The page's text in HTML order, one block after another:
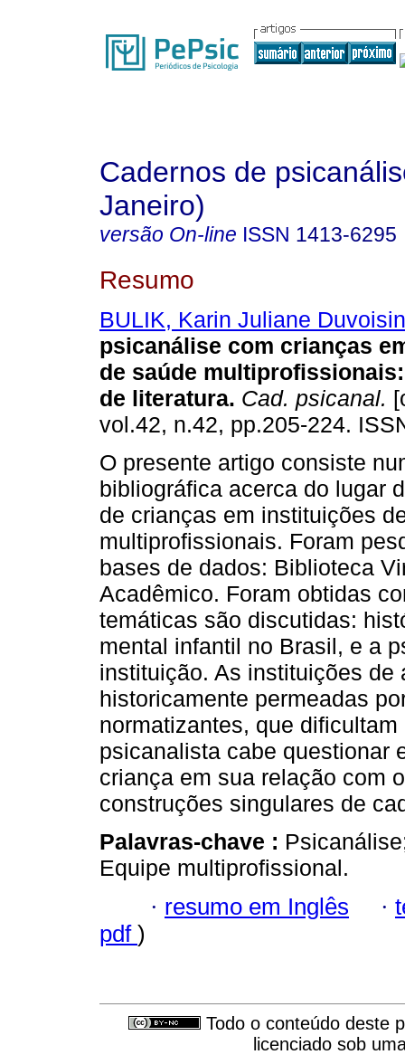
Cadernos de
Janeiro)
versão On-line ISSN 1413-6295
Resumo
BULIK, Karin Juliane Duvoisin
psicanálise com crianças
de saúde multiprofissionais
de literatura. Cad. psicanal.
vol.42, n.42, pp.205-224.
O presente artigo consiste
bibliográfica acerca do lugar
de crianças em instituições
multiprofissionais. Foram
bases de dados: Biblioteca
Acadêmico. Foram obtidas
temáticas são discutidas:
mental infantil no Brasil, e a
instituição. As instituições
historicamente permeadas
normatizantes, que
psicanalista cabe questionar
criança em sua relação com
construções singulares de
Palavras-chave :
Equipe multiprofissional.
· resumo em Inglês ·
pdf )
Todo o conteúdo deste
licenciado sob